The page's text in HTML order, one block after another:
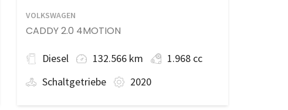
VOLKSWAGEN
CADDY 2.0 4MOTION
Diesel 132.566 km
1.968 cc
Schaltgetriebe
2020